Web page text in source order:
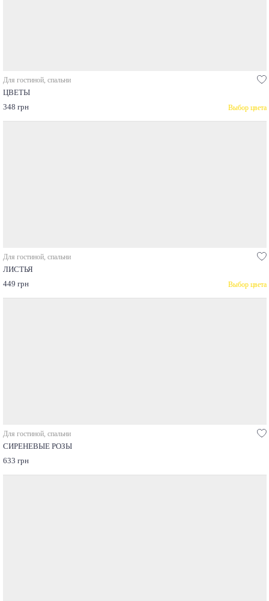
Для гостиной, спальни
ЦВЕТЫ
348 грн
Выбор цвета
Для гостиной, спальни
ЛИСТЬЯ
449 грн
Выбор цвета
Для гостиной, спальни
СИРЕНЕВЫЕ РОЗЫ
633 грн